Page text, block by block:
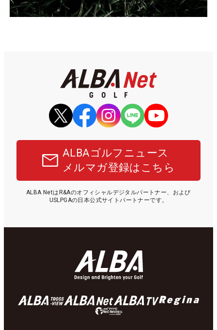
ALBAゴルフニュース
メルマガ登録はこちら
ALBA NetはR&Aのオフィシャルデジタルパートナー、および
USLPGAの日本公式サイトパートナーです。